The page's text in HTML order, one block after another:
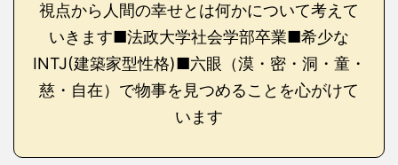
視点から人間の幸せとは何かについて考えて
いきます■法政大学社会学部卒業■希少な
INTJ(建築家型性格)■六眼（漠・密・洞・童・
慈・自在）で物事を見つめることを心がけて
います